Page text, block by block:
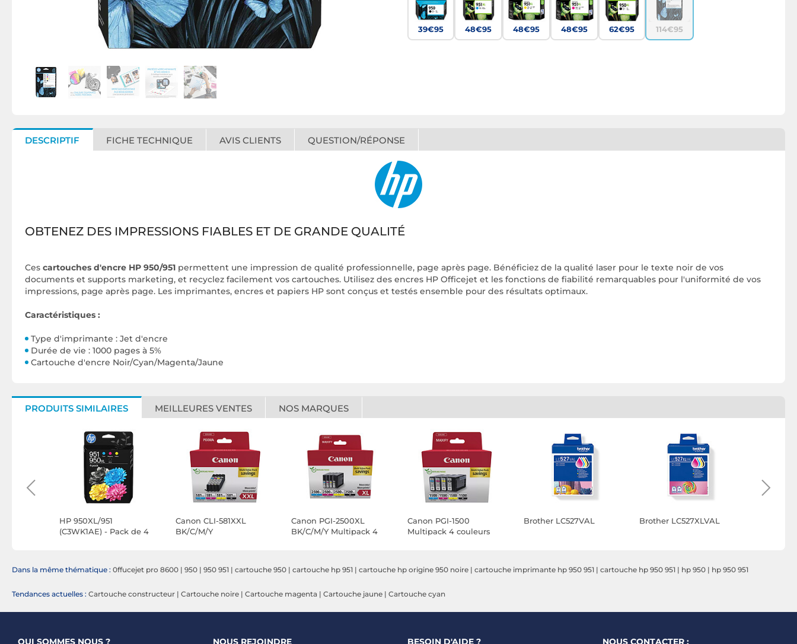
39€95 48€95 48€95 48€95 62€95 114€95
DESCRIPTIF FICHE TECHNIQUE AVIS CLIENTS QUESTION/RÉPONSE
OBTENEZ DES IMPRESSIONS FIABLES ET DE GRANDE QUALITÉ
Ces cartouches d'encre HP 950/951 permettent une impression de qualité professionnelle, page après page. Bénéficiez de la qualité laser pour le texte noir de vos
documents et supports marketing, et recyclez facilement vos cartouches. Utilisez des encres HP Officejet et les fonctions de fiabilité remarquables pour l'uniformité de vos
impressions, page après page. Les imprimantes, encres et papiers HP sont conçus et testés ensemble pour des résultats optimaux.
Caractéristiques :
Type d'imprimante : Jet d'encre
Durée de vie : 1000 pages à 5%
Cartouche d'encre Noir/Cyan/Magenta/Jaune
PRODUITS SIMILAIRES MEILLEURES VENTES NOS MARQUES
HP 950XL/951
(C3WK1AE) - Pack de 4
Canon CLI-581XXL
BK/C/M/Y
Canon PGI-2500XL
BK/C/M/Y Multipack 4
Canon PGI-1500
Multipack 4 couleurs
Brother LC527VAL Brother LC527XLVAL
Dans la même thématique : 0ffucejet pro 8600 | 950 | 950 951 | cartouche 950 | cartouche hp 951 | cartouche hp origine 950 noire | cartouche imprimante hp 950 951 | cartouche hp 950 951 | hp 950 | hp 950 951
Tendances actuelles : Cartouche constructeur | Cartouche noire | Cartouche magenta | Cartouche jaune | Cartouche cyan
QUI SOMMES NOUS ? NOUS REJOINDRE BESOIN D'AIDE ? NOUS CONTACTER :